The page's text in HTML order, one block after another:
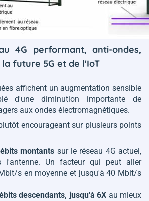
4G performant, anti-ondes,
future 5G et de l'IoT
affichent un augmentation sensible
d'une diminution importante de
aux ondes électromagnétiques.
encourageant sur plusieurs points
montants sur le réseau 4G actuel,
l'antenne. Un facteur qui peut aller
s en moyenne et jusqu'à 40 Mbit/s
descendants, jusqu'à 6X au mieux